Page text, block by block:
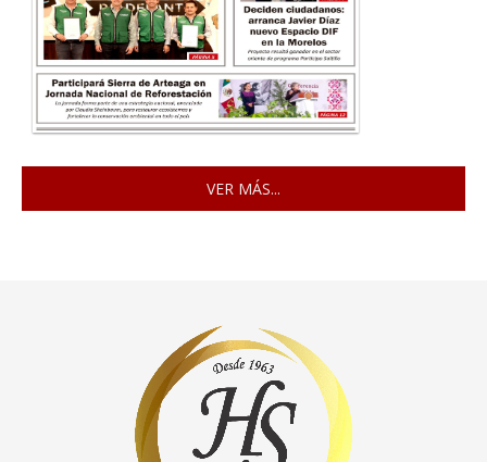
VER MÁS...